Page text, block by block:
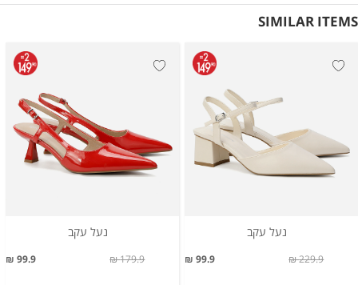
SIMILAR ITEMS
נעל עקב
99.9 ₪ 229.9 ₪
נעל עקב
99.9 ₪ 179.9 ₪